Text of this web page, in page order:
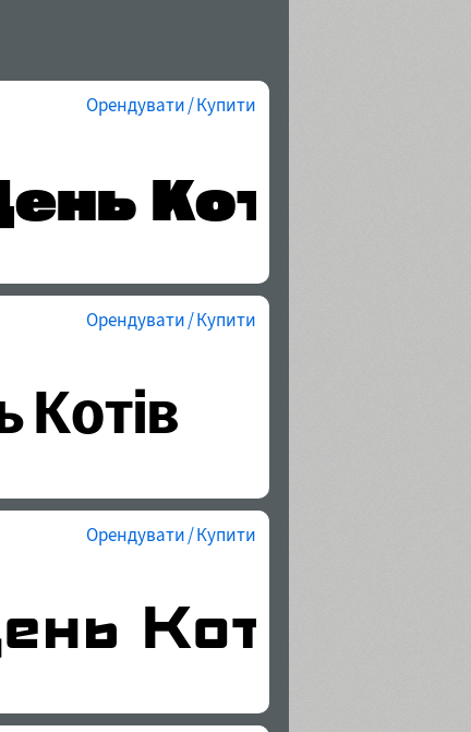
Орендувати / Купити
Орендувати / Купити
Орендувати / Купити